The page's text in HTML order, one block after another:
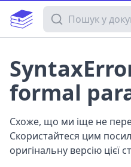
Пошук у
formal
Схоже, що ми іще не
Скористайтеся цим
оригінальну версію цієї